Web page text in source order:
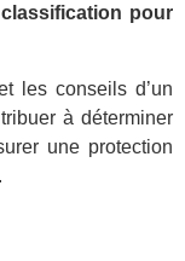
pour
les conseils d’un
à déterminer
une protection